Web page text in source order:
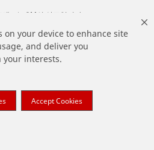
on your device to enhance site
and deliver you
your interests.
Accept Cookies
랜드는 3M의 상표입니다.